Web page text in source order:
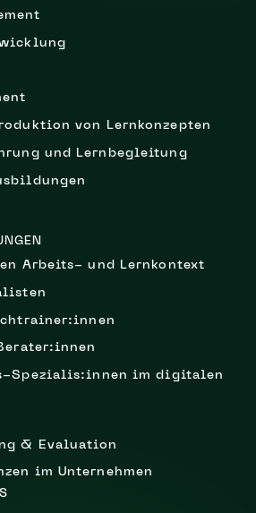
von Lernkonzepten
und Lernbegleitung
Arbeits- und Lernkontext
Spezialis:innen im digitalen
& Evaluation
im Unternehmen